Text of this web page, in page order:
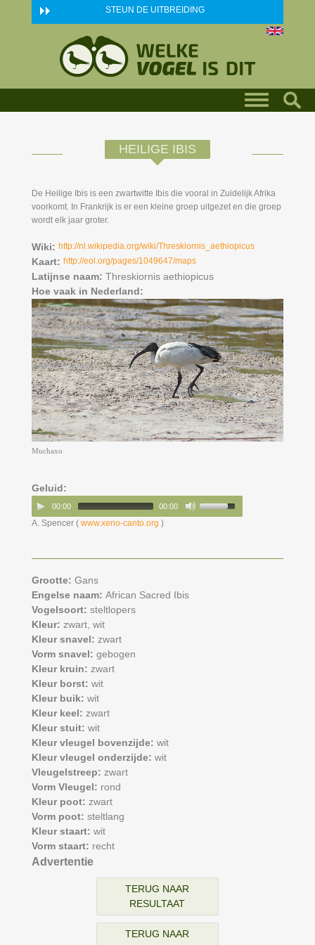
Skip to main content STEUN DE UITBREIDING
HEILIGE IBIS
De Heilige Ibis is een zwartwitte Ibis die vooral in Zuidelijk Afrika
voorkomt. In Frankrijk is er een kleine groep uitgezet en die groep
wordt elk jaar groter.
Wiki: http://nl.wikipedia.org/wiki/Threskiornis_aethiopicus
Kaart: http://eol.org/pages/1049647/maps
Latijnse naam: Threskiornis aethiopicus
Hoe vaak in Nederland:
Muchaxo
Geluid:
00:00 00:00
A. Spencer ( www.xeno-canto.org )
Grootte: Gans
Engelse naam: African Sacred Ibis
Vogelsoort: steltlopers
Kleur: zwart, wit
Kleur snavel: zwart
Vorm snavel: gebogen
Kleur kruin: zwart
Kleur borst: wit
Kleur buik: wit
Kleur keel: zwart
Kleur stuit: wit
Kleur vleugel bovenzijde: wit
Kleur vleugel onderzijde: wit
Vleugelstreep: zwart
Vorm Vleugel: rond
Kleur poot: zwart
Vorm poot: steltlang
Kleur staart: wit
Vorm staart: recht
Advertentie
TERUG NAAR
RESULTAAT
TERUG NAAR